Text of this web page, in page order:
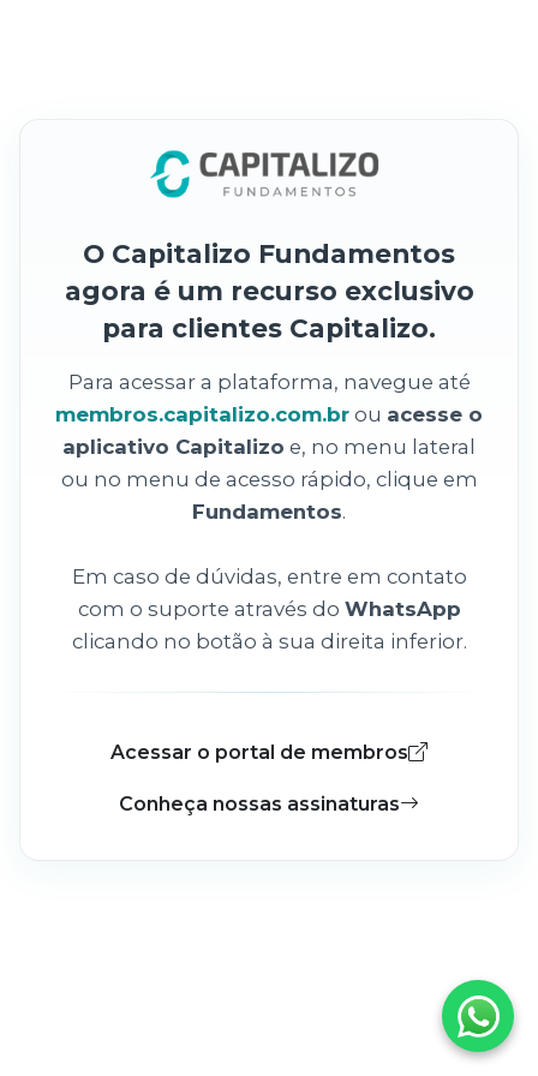
O Capitalizo Fundamentos
agora é um recurso exclusivo
para clientes Capitalizo.
Para acessar a plataforma, navegue até
membros.capitalizo.com.br ou acesse o
aplicativo Capitalizo e, no menu lateral
ou no menu de acesso rápido, clique em
Fundamentos.
Em caso de dúvidas, entre em contato
com o suporte através do WhatsApp
clicando no botão à sua direita inferior.
Acessar o portal de membros
Conheça nossas assinaturas